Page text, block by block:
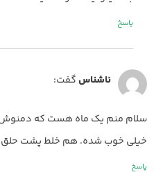
پاسخ
ناشناسگفت:
سلام منم یک ماه هست که دمنوش
خیلی خوب شده. هم خلط پشت
پاسخ